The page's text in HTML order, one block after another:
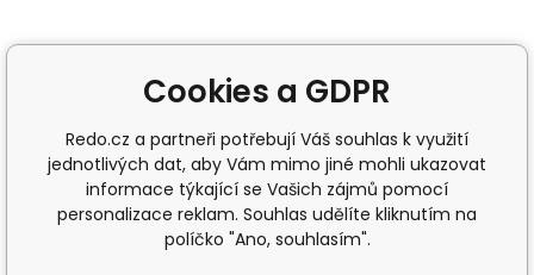
Cookies a GDPR
Redo.cz a partneři potřebují Váš souhlas k využití
jednotlivých dat, aby Vám mimo jiné mohli ukazovat
informace týkající se Vašich zájmů pomocí
personalizace reklam. Souhlas udělíte kliknutím na
políčko "Ano, souhlasím".